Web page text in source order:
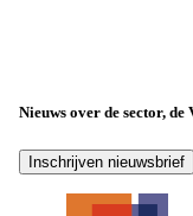
Nieuws over de sector, de
Inschrijven nieuwsbrief